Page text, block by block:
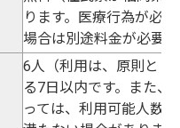
ります。医療行為が必
場合は別途料金が必要
6人（利用は、原則とし
る7日以内です。また、
っては、利用可能人数